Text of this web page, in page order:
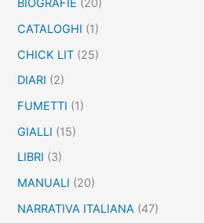
:BIOGRAFIE (20)
CATALOGHI (1)
CHICK LIT (25)
DIARI (2)
FUMETTI (1)
GIALLI (15)
LIBRI (3)
MANUALI (20)
NARRATIVA ITALIANA (47)